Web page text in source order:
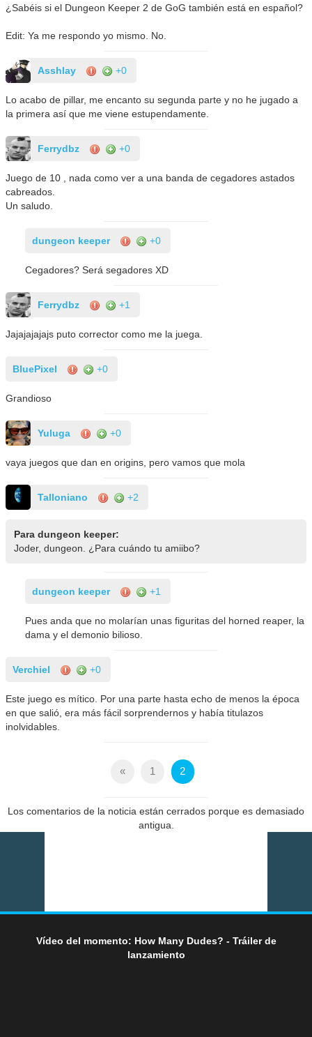
¿Sabéis si el Dungeon Keeper 2 de GoG también está en español?
Edit: Ya me respondo yo mismo. No.
Asshlay +0
Lo acabo de pillar, me encanto su segunda parte y no he jugado a
la primera así que me viene estupendamente.
Ferrydbz +0
Juego de 10 , nada como ver a una banda de cegadores astados
cabreados.
Un saludo.
dungeon keeper +0
Cegadores? Será segadores XD
Ferrydbz +1
Jajajajajajs puto corrector como me la juega.
BluePixel +0
Grandioso
Yuluga +0
vaya juegos que dan en origins, pero vamos que mola
Talloniano +2
Para dungeon keeper:
Joder, dungeon. ¿Para cuándo tu amiibo?
dungeon keeper +1
Pues anda que no molarían unas figuritas del horned reaper, la
dama y el demonio bilioso.
Verchiel +0
Este juego es mítico. Por una parte hasta echo de menos la época
en que salió, era más fácil sorprendernos y había titulazos
inolvidables.
« 1 2
Los comentarios de la noticia están cerrados porque es demasiado
antigua.
Vídeo del momento: How Many Dudes? - Tráiler de
lanzamiento